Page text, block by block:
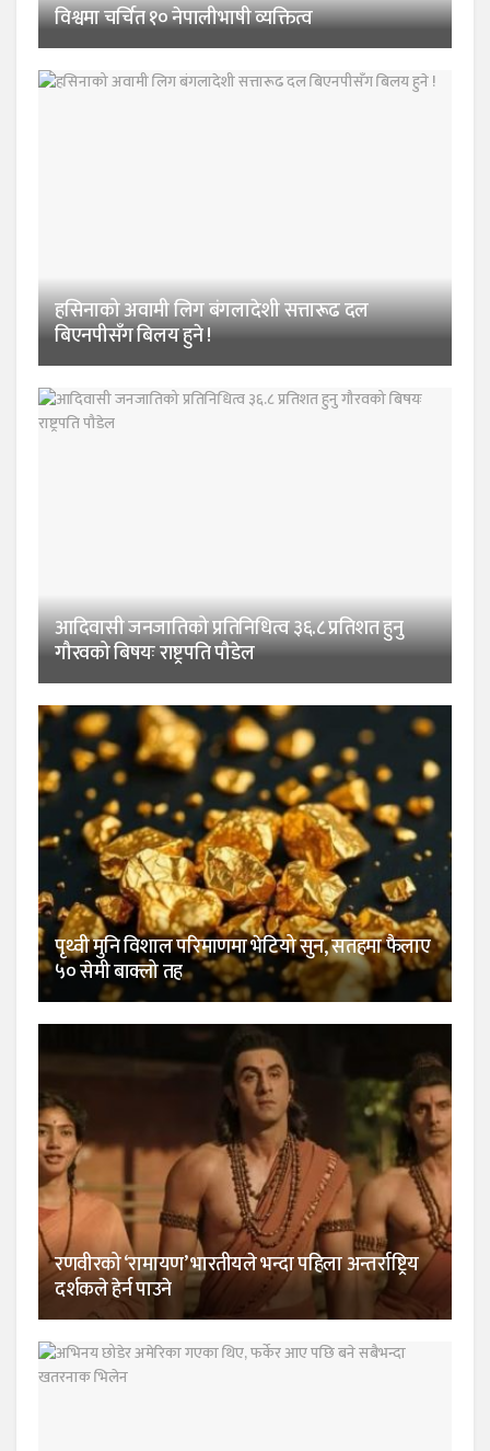
विश्वमा चर्चित १० नेपालीभाषी व्यक्तित्व
हसिनाको अवामी लिग बंगलादेशी सत्तारूढ दल
बिएनपीसँग बिलय हुने !
आदिवासी जनजातिको प्रतिनिधित्व ३६.८ प्रतिशत हुनु
गौरवको बिषयः राष्ट्रपति पौडेल
पृथ्वी मुनि विशाल परिमाणमा भेटियो सुन, सतहमा फैलाए
५० सेमी बाक्लो तह
रणवीरको ‘रामायण’ भारतीयले भन्दा पहिला अन्तर्राष्ट्रिय
दर्शकले हेर्न पाउने